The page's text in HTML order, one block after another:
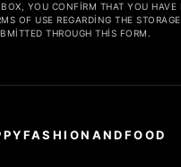
YOU CONFIRM THAT YOU HAVE
OF USE REGARDING THE
THROUGH THIS FORM.